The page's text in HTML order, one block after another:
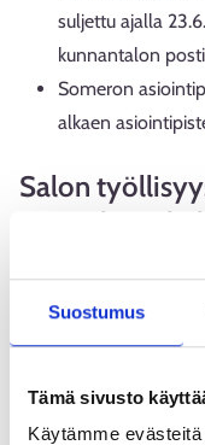
Suostumus
Tämä sivusto
Käytämme
suljettu ajalla
kunnantalon
Someron
alkaen
Salon
Voimala,
palvelevat
päivystys palvelee